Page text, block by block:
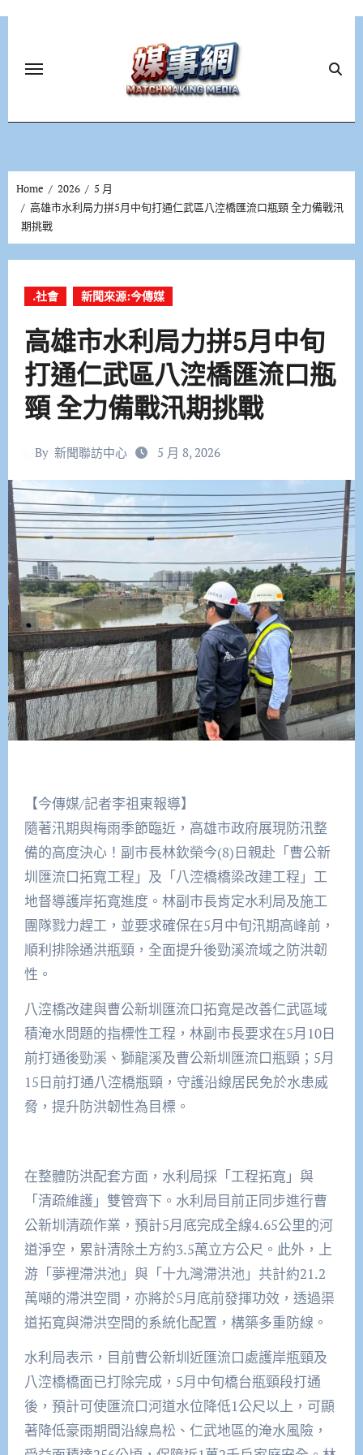
Home 2026
5 月
高雄市水利局力拼5月中旬打通仁武區八涳橋匯流口瓶頸 全力備戰汛
期挑戰
.社會 新聞來源:今傳媒
高雄市水利局力拼5月中旬
打通仁武區八涳橋匯流口瓶
頸 全力備戰汛期挑戰
By 新聞聯訪中心 5 月 8, 2026
【今傳媒/記者李祖東報導】
隨著汛期與梅雨季節臨近，高雄市政府展現防汛整
備的高度決心！副市長林欽榮今(8)日親赴「曹公新
圳匯流口拓寬工程」及「八涳橋橋梁改建工程」工
地督導護岸拓寬進度。林副市長肯定水利局及施工
團隊戮力趕工，並要求確保在5月中旬汛期高峰前，
順利排除通洪瓶頸，全面提升後勁溪流域之防洪韌
性。
八涳橋改建與曹公新圳匯流口拓寬是改善仁武區域
積淹水問題的指標性工程，林副市長要求在5月10日
前打通後勁溪、獅龍溪及曹公新圳匯流口瓶頸；5月
15日前打通八涳橋瓶頸，守護沿線居民免於水患威
脅，提升防洪韌性為目標。
在整體防洪配套方面，水利局採「工程拓寬」與
「清疏維護」雙管齊下。水利局目前正同步進行曹
公新圳清疏作業，預計5月底完成全線4.65公里的河
道淨空，累計清除土方約3.5萬立方公尺。此外，上
游「夢裡滯洪池」與「十九灣滯洪池」共計約21.2
萬噸的滯洪空間，亦將於5月底前發揮功效，透過渠
道拓寬與滯洪空間的系統化配置，構築多重防線。
水利局表示，目前曹公新圳近匯流口處護岸瓶頸及
八涳橋橋面已打除完成，5月中旬橋台瓶頸段打通
後，預計可使匯流口河道水位降低1公尺以上，可顯
著降低豪雨期間沿線鳥松、仁武地區的淹水風險，